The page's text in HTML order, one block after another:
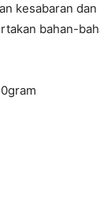
kesabaran
bahan-